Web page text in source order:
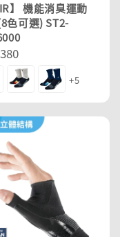
】 機能消臭運動
色可選) ST2-
+5